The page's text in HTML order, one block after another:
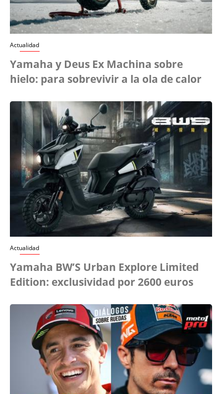
Actualidad
Yamaha y Deus Ex Machina sobre
hielo: para sobrevivir a la ola de calor
Actualidad
Yamaha BW’S Urban Explore Limited
Edition: exclusividad por 2600 euros